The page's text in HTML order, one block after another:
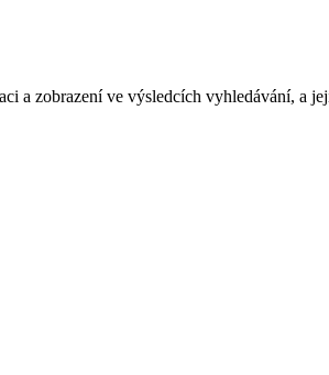
a zobrazení ve výsledcích vyhledávání, a